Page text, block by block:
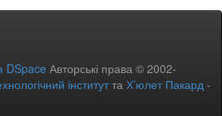
DSpace Авторські права © 2002-
інститутта Х’юлет Пакард -